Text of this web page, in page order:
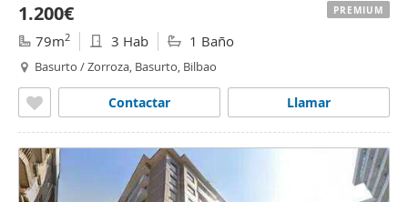
1.200€
79m2 3 Hab 1 Baño
Basurto / Zorroza, Basurto, Bilbao
Llamar
Contactar
PREMIUM